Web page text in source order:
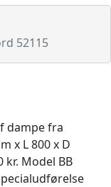
52115
dampe fra
x L 800 x D
kr. Model BB